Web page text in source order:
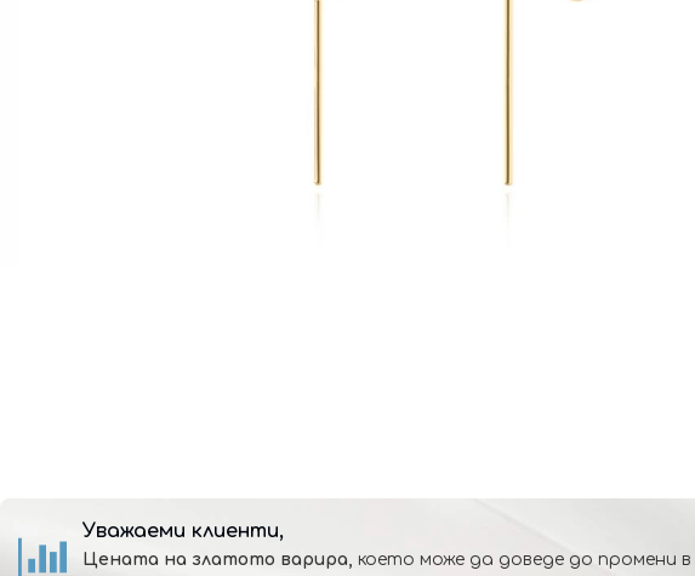
Уважаеми клиенти,
Цената на златото варира, което може да доведе до промени в